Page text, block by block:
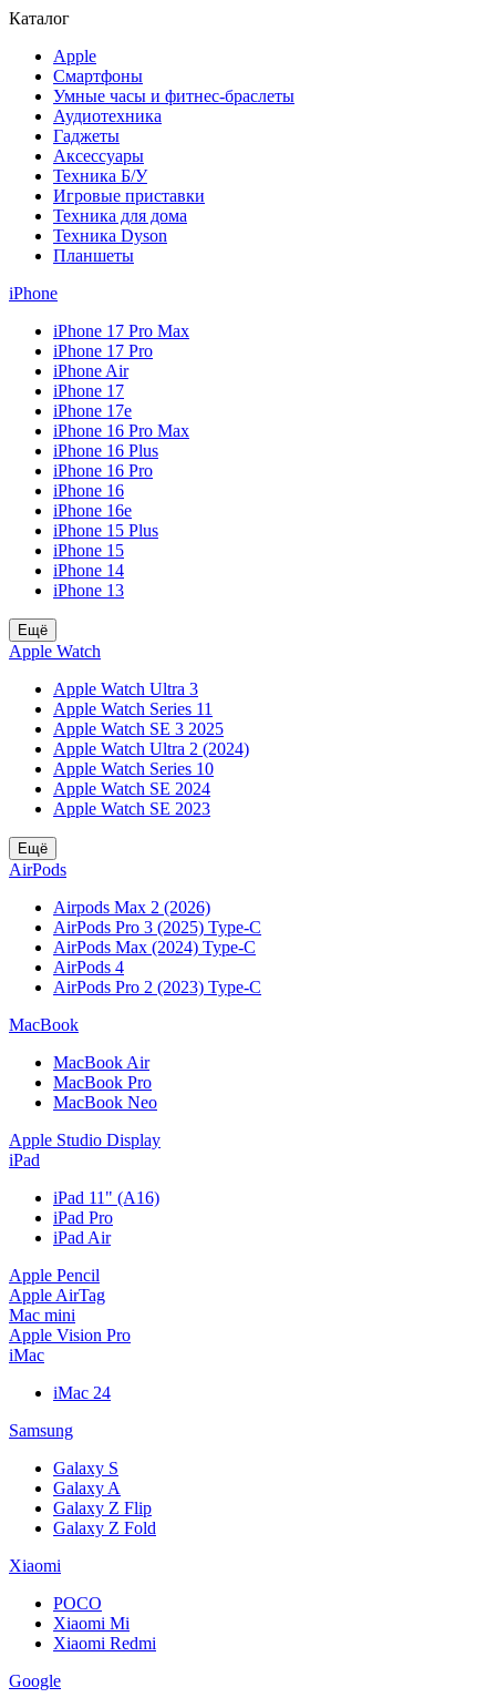
Каталог
Apple
Смартфоны
Умные часы и фитнес-браслеты
Аудиотехника
Гаджеты
Аксессуары
Техника Б/У
Игровые приставки
Техника для дома
Техника Dyson
Планшеты
iPhone
iPhone 17 Pro Max
iPhone 17 Pro
iPhone Air
iPhone 17
iPhone 17e
iPhone 16 Pro Max
iPhone 16 Plus
iPhone 16 Pro
iPhone 16
iPhone 16e
iPhone 15 Plus
iPhone 15
iPhone 14
iPhone 13
Ещё
Apple Watch
Apple Watch Ultra 3
Apple Watch Series 11
Apple Watch SE 3 2025
Apple Watch Ultra 2 (2024)
Apple Watch Series 10
Apple Watch SE 2024
Apple Watch SE 2023
Ещё
AirPods
Airpods Max 2 (2026)
AirPods Pro 3 (2025) Type-C
AirPods Max (2024) Type-C
AirPods 4
AirPods Pro 2 (2023) Type-C
MacBook
MacBook Air
MacBook Pro
MacBook Neo
Apple Studio Display
iPad
iPad 11" (A16)
iPad Pro
iPad Air
Apple Pencil
Apple AirTag
Mac mini
Apple Vision Pro
iMac
iMac 24
Samsung
Galaxy S
Galaxy A
Galaxy Z Flip
Galaxy Z Fold
Xiaomi
POCO
Xiaomi Mi
Xiaomi Redmi
Google